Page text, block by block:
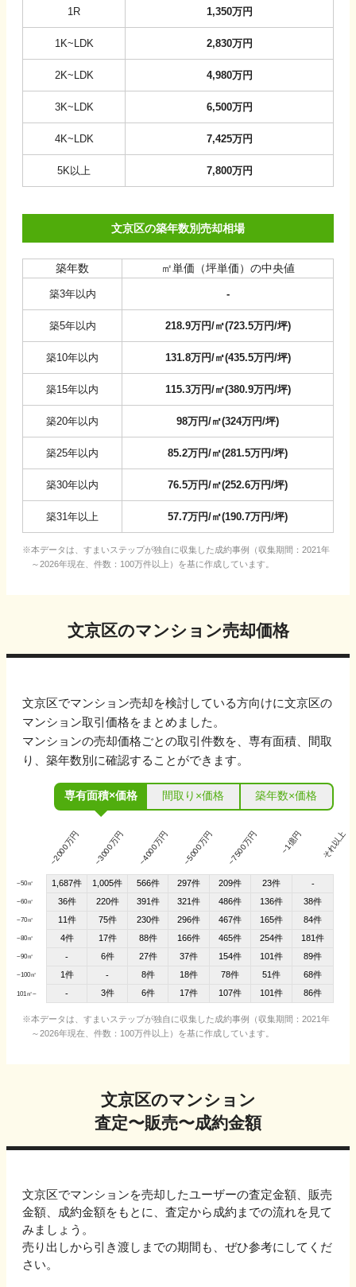
1R 1,350万円
1K~LDK 2,830万円
2K~LDK 4,980万円
3K~LDK 6,500万円
4K~LDK 7,425万円
5K以上 7,800万円
文京区の築年数別売却相場
築年数 ㎡単価（坪単価）の中央値
築3年以内 -
築5年以内 218.9万円/㎡(723.5万円/坪)
築10年以内 131.8万円/㎡(435.5万円/坪)
築15年以内 115.3万円/㎡(380.9万円/坪)
築20年以内 98万円/㎡(324万円/坪)
築25年以内 85.2万円/㎡(281.5万円/坪)
築30年以内 76.5万円/㎡(252.6万円/坪)
築31年以上 57.7万円/㎡(190.7万円/坪)
本データは、すまいステップが独自に収集した成約事例（収集期間：2021年
～2026年現在、件数：100万件以上）を基に作成しています。
文京区のマンション売却価格
文京区でマンション売却を検討している方向けに文京区の
マンション取引価格をまとめました。
マンションの売却価格ごとの取引件数を、専有面積、間取
り、築年数別に確認することができます。
専有面積×価格 間取り×価格 築年数×価格
~50㎡
~60㎡
~70㎡
~80㎡
~90㎡
~100㎡
101㎡~
~2000万円 ~3000万円 ~4000万円 ~5000万円 ~7500万円 ~1億円 それ以上
1,687件 1,005件 566件 297件 209件 23件
-
36件
220件 391件 321件 486件 136件
38件
11件
75件 230件 296件 467件 165件
84件
4件
17件 88件 166件 465件 254件
181件
-
6件 27件 37件 154件 101件
89件
1件
- 8件 18件 78件 51件
68件
-
3件 6件 17件 107件 101件 86件
本データは、すまいステップが独自に収集した成約事例（収集期間：2021年
～2026年現在、件数：100万件以上）を基に作成しています。
文京区のマンション
査定〜販売〜成約金額
文京区でマンションを売却したユーザーの査定金額、販売
金額、成約金額をもとに、 査定から成約までの流れを見て
みましょう。
売り出しから引き渡しまでの期間も、ぜひ参考にしてくだ
さい。